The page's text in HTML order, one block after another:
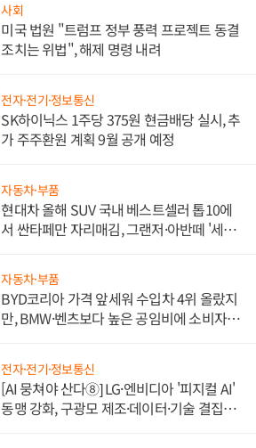
사회
미국 법원 "트럼프 정부 풍력 프로젝트 동결
조치는 위법", 해제 명령 내려
전자·전기·정보통신
SK하이닉스 1주당 375원 현금배당 실시, 추
가 주주환원 계획 9월 공개 예정
자동차·부품
현대차 올해 SUV 국내 베스트셀러 톱10에
서 싼타페만 자리매김, 그랜저·아반떼 '세단
자동차·부품
BYD코리아 가격 앞세워 수입차 4위 올랐지
만, BMW·벤츠보다 높은 공임비에 소비자
전자·전기·정보통신
[AI 뭉쳐야 산다⑧] LG·엔비디아 '피지컬 AI'
동맹 강화, 구광모 제조·데이터·기술 결집